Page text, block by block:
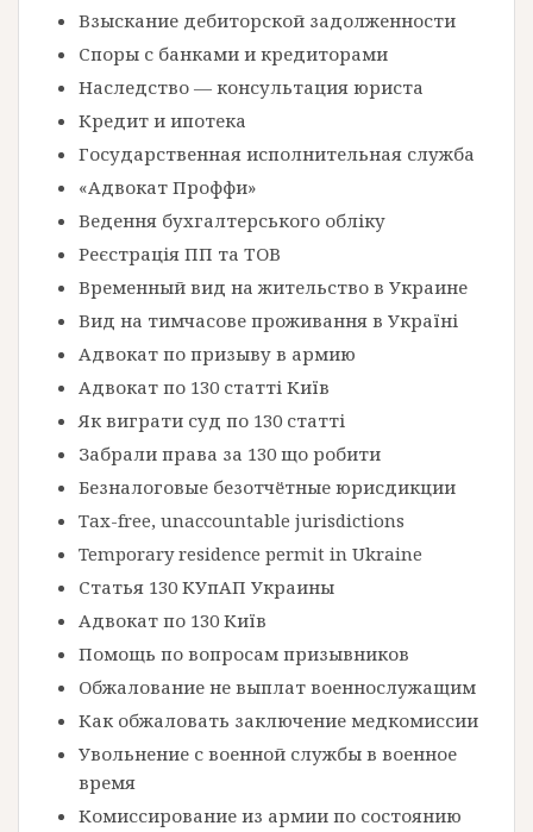
Взыскание дебиторской задолженности
Споры с банками и кредиторами
Наследство — консультация юриста
Кредит и ипотека
Государственная исполнительная служба
«Адвокат Проффи»
Ведення бухгалтерського обліку
Реєстрація ПП та ТОВ
Временный вид на жительство в Украине
Вид на тимчасове проживання в Україні
Адвокат по призыву в армию
Адвокат по 130 статті Київ
Як виграти суд по 130 статті
Забрали права за 130 що робити
Безналоговые безотчётные юрисдикции
Tax-free, unaccountable jurisdictions
Temporary residence permit in Ukraine
Статья 130 КУпАП Украины
Адвокат по 130 Київ
Помощь по вопросам призывников
Обжалование не выплат военнослужащим
Как обжаловать заключение медкомиссии
Увольнение с военной службы в военное
время
Комиссирование из армии по состоянию